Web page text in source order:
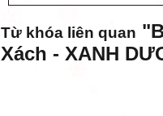
Từ khóa liên quan "
Xách - XANH